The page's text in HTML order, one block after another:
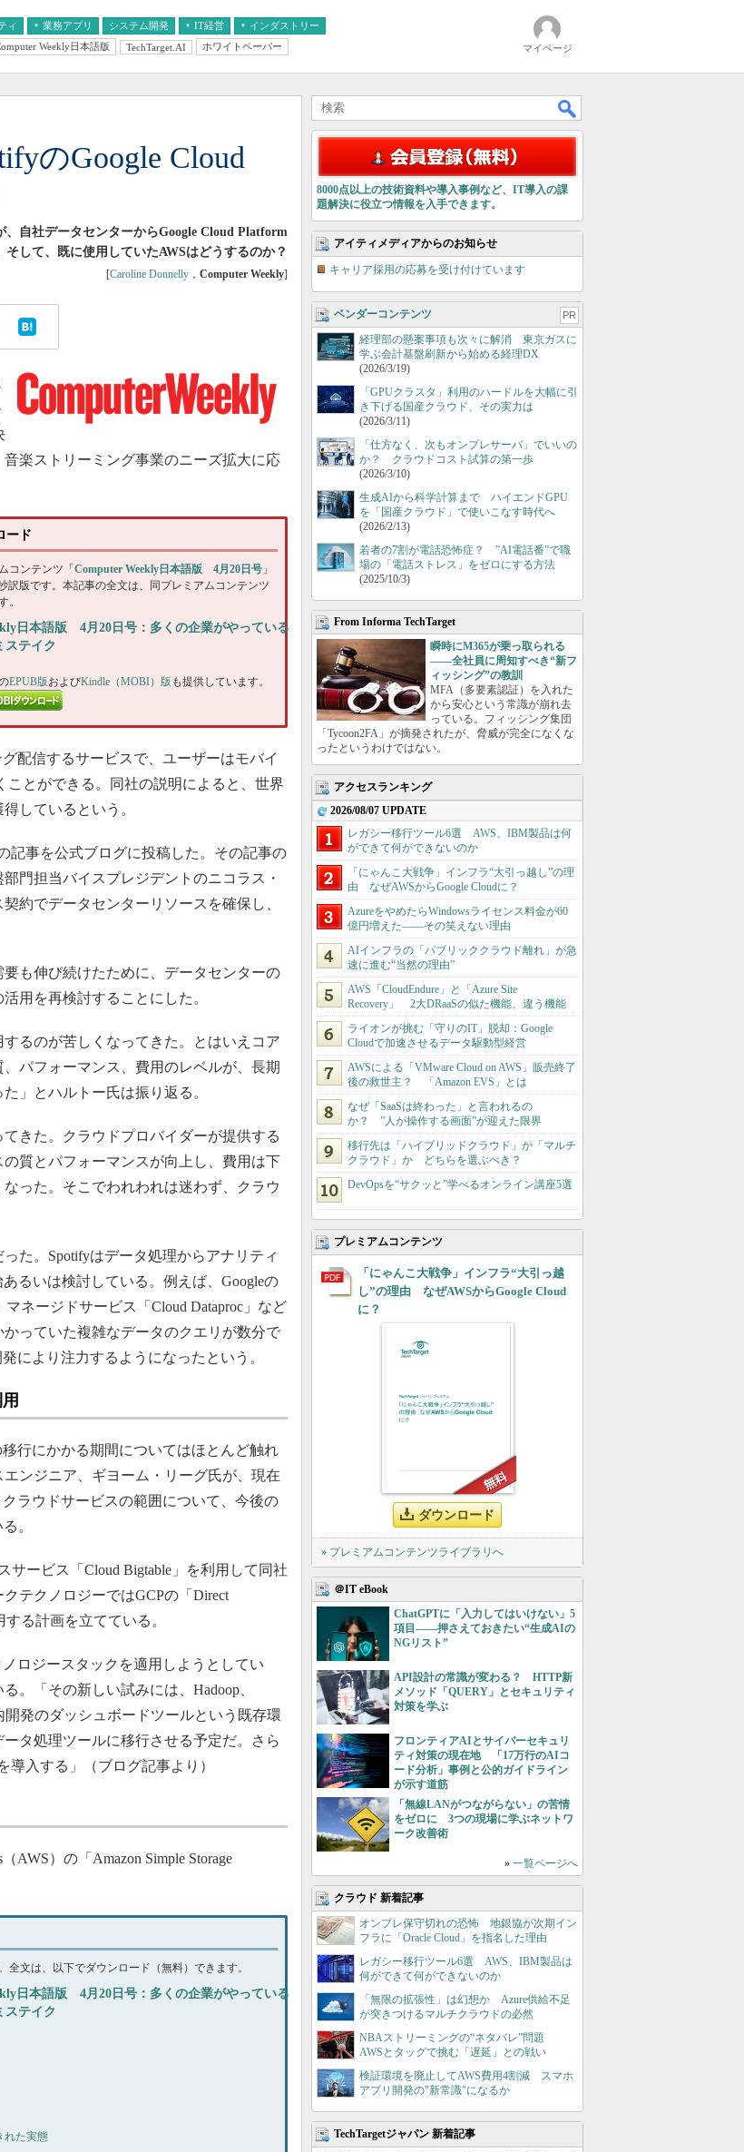
ィ 業務アプリ システム開発 IT経営
経営とIT
インダストリー
医療IT
Weekly日本語版 TechTarget.AI ホワイトペーパー マイページ
のGoogle Cloud
自社データセンターからGoogle Cloud Platform
して、既に使用していたAWSはどうするのか？
[Caroline Donnelly ， Computer Weekly]
楽ストリーミング事業のニーズ拡大に応
ード
コンテンツ「 Computer Weekly日本語版 4月20日号 」
訳版です。本記事の全文は、同プレミアムコンテンツ
。
日本語版 4月20日号：多くの企業がやっている
ステイク
EPUB版およびKindle（MOBI）版 も提供しています。
配信するサービスで、ユーザーはモバイ
ことができる。同社の説明によると、世界
しているという。
記事を公式ブログに投稿した。その記事の
門担当バイスプレジデントのニコラス・
約でデータセンターリソースを確保し、
も伸び続けたために、データセンターの
用を再検討することにした。
るのが苦しくなってきた。とはいえコア
パフォーマンス、費用のレベルが、長期
」とハルトー氏は振り返る。
きた。クラウドプロバイダーが提供する
質とパフォーマンスが向上し、費用は下
った。そこでわれわれは迷わず、クラウ
た。Spotifyはデータ処理からアナリティ
るいは検討している。例えば、Googleの
ネージドサービス「Cloud Dataproc」など
っていた複雑なデータのクエリが数分で
により注力するようになったという。
行にかかる期間についてはほとんど触れ
ンジニア、ギヨーム・リーグ氏が、現在
ラウドサービスの範囲について、今後の
。
サービス「Cloud Bigtable」を利用して同社
テクノロジーではGCPの「Direct
する計画を立てている。
ロジースタックを適用しようとしてい
。「その新しい試みには、Hadoop、
開発のダッシュボードツールという既存環
タ処理ツールに移行させる予定だ。さら
導入する」（ブログ記事より）
AWS）の「Amazon Simple Storage
全文は、以下でダウンロード（無料）できます。
日本語版 4月20日号：多くの企業がやっている
ステイク
れた実態
8000点以上の技術資料や導入事例など、IT導入の課
題解決に役立つ情報を入手できます。
アイティメディアからのお知らせ
キャリア採用の応募を受け付けています
ベンダーコンテンツ PR
経理部の懸案事項も次々に解消 東京ガスに
学ぶ会計基盤刷新から始める経理DX
(2026/3/19)
「GPUクラスタ」利用のハードルを大幅に引
き下げる国産クラウド、その実力は
(2026/3/11)
「仕方なく、次もオンプレサーバ」でいいの
か？ クラウドコスト試算の第一歩
(2026/3/10)
生成AIから科学計算まで ハイエンドGPU
を「国産クラウド」で使いこなす時代へ
(2026/2/13)
若者の7割が電話恐怖症？ ”AI電話番”で職
場の「電話ストレス」をゼロにする方法
(2025/10/3)
From Informa TechTarget
瞬時にM365が乗っ取られる
――全社員に周知すべき“新フ
ィッシング”の教訓
MFA（多要素認証）を入れた
から安心という常識が崩れ去
っている。フィッシング集団
「Tycoon2FA」が摘発されたが、脅威が完全になくな
ったというわけではない。
アクセスランキング
2026/08/07 UPDATE
レガシー移行ツール6選 AWS、IBM製品は何
ができて何ができないのか
「にゃんこ大戦争」インフラ“大引っ越し”の理
由 なぜAWSからGoogle Cloudに？
AzureをやめたらWindowsライセンス料金が60
億円増えた――その笑えない理由
AIインフラの「パブリッククラウド離れ」が急
速に進む“当然の理由”
AWS「CloudEndure」と「Azure Site
Recovery」 2大DRaaSの似た機能、違う機能
ライオンが挑む「守りのIT」脱却：Google
Cloudで加速させるデータ駆動型経営
AWSによる「VMware Cloud on AWS」販売終了
後の救世主？ 「Amazon EVS」とは
なぜ「SaaSは終わった」と言われるの
か？ ”人が操作する画面”が迎えた限界
移行先は「ハイブリッドクラウド」か「マルチ
クラウド」か どちらを選ぶべき？
DevOpsを“サクッと”学べるオンライン講座5選
プレミアムコンテンツ
「にゃんこ大戦争」インフラ“大引っ越
し”の理由 なぜAWSからGoogle Cloud
に？
ダウンロード
» プレミアムコンテンツライブラリへ
＠IT eBook
ChatGPTに「入力してはいけない」5
項目――押さえておきたい“生成AIの
NGリスト”
API設計の常識が変わる？ HTTP新
メソッド「QUERY」とセキュリティ
対策を学ぶ
フロンティアAIとサイバーセキュリ
ティ対策の現在地 「17万行のAIコ
ード分析」事例と公的ガイドライン
が示す道筋
「無線LANがつながらない」の苦情
をゼロに 3つの現場に学ぶネットワ
ーク改善術
» 一覧ページへ
クラウド 新着記事
オンプレ保守切れの恐怖 地銀協が次期イン
フラに「Oracle Cloud」を指名した理由
レガシー移行ツール6選 AWS、IBM製品は
何ができて何ができないのか
「無限の拡張性」は幻想か Azure供給不足
が突きつけるマルチクラウドの必然
NBAストリーミングの“ネタバレ”問題
AWSとタッグで挑む「遅延」との戦い
検証環境を廃止してAWS費用4割減 スマホ
アプリ開発の"新常識"になるか
TechTargetジャパン 新着記事